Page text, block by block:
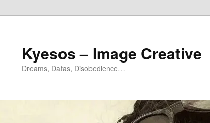
Kyesos – Image Creative
Dreams, Datas, Disobedience…